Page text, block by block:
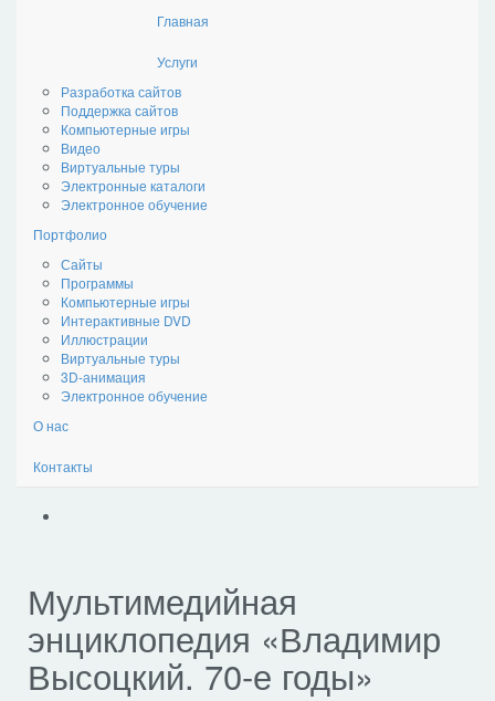
Главная
Услуги
Разработка сайтов
Поддержка сайтов
Компьютерные игры
Видео
Виртуальные туры
Электронные каталоги
Электронное обучение
Портфолио
Сайты
Программы
Компьютерные игры
Интерактивные DVD
Иллюстрации
Виртуальные туры
3D-анимация
Электронное обучение
О нас
Контакты
Мультимедийная
энциклопедия «Владимир
Высоцкий. 70-е годы»